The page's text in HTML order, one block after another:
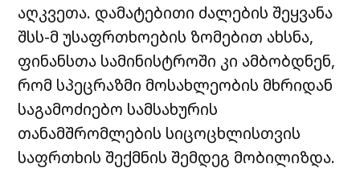
აღკვეთა. დამატებითი ძალების შეყვანა
შსს-მ უსაფრთხოების ზომებით ახსნა,
ფინანსთა სამინისტროში კი ამბობდნენ,
რომ სპეცრაზმი მოსახლეობის მხრიდან
საგამოძიებო სამსახურის
თანამშრომლების სიცოცხლისთვის
საფრთხის შექმნის შემდეგ მობილიზდა.